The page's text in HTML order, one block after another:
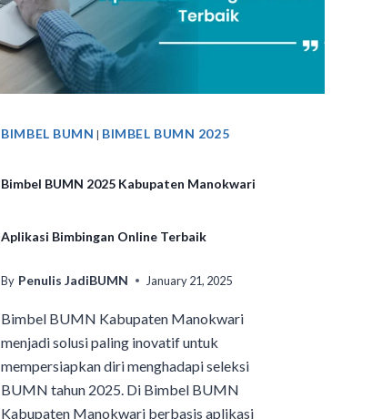
BIMBEL BUMN | BIMBEL BUMN 2025
Bimbel BUMN 2025 Kabupaten Manokwari
Aplikasi Bimbingan Online Terbaik
By Penulis JadiBUMN January 21, 2025
Bimbel BUMN Kabupaten Manokwari
menjadi solusi paling inovatif untuk
mempersiapkan diri menghadapi seleksi
BUMN tahun 2025. Di Bimbel BUMN
Kabupaten Manokwari berbasis aplikasi